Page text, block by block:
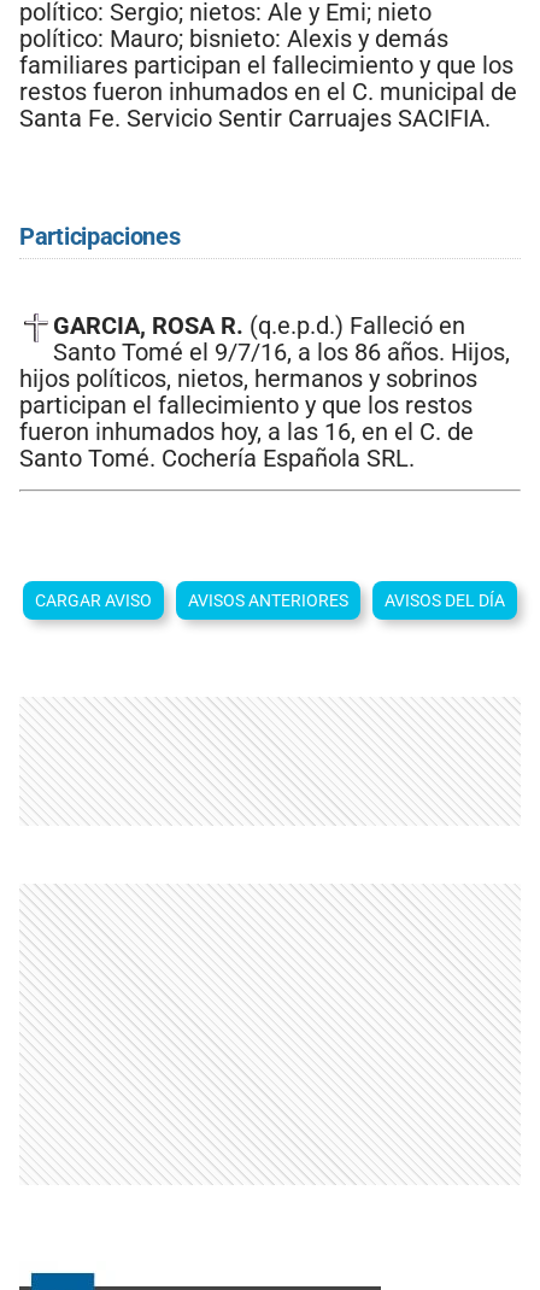
político: Sergio; nietos: Ale y Emi; nieto
político: Mauro; bisnieto: Alexis y demás
familiares participan el fallecimiento y que los
restos fueron inhumados en el C. municipal de
Santa Fe. Servicio Sentir Carruajes SACIFIA.
Participaciones
GARCIA, ROSA R. (q.e.p.d.) Falleció en
Santo Tomé el 9/7/16, a los 86 años. Hijos,
hijos políticos, nietos, hermanos y sobrinos
participan el fallecimiento y que los restos
fueron inhumados hoy, a las 16, en el C. de
Santo Tomé. Cochería Española SRL.
CARGAR AVISO AVISOS ANTERIORES AVISOS DEL DÍA